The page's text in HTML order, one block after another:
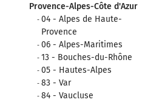
Provence-Alpes-Côte d'Azur
04 - Alpes de Haute-
Provence
06 - Alpes-Maritimes
13 - Bouches-du-Rhône
05 - Hautes-Alpes
83 - Var
84 - Vaucluse